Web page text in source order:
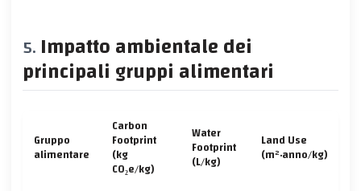
Impatto ambientale dei
principali gruppi alimentari
Gruppo
alimentare
Carbon
Footprint
(kg
CO₂e/kg)
Water
Footprint
(L/kg)
Land Use
(m²·anno/kg)